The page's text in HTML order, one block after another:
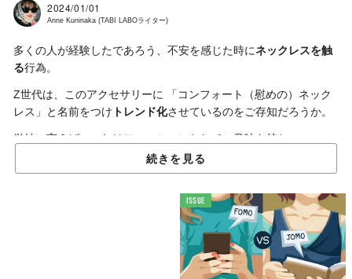
2024/01/01
Anne Kuninaka (TABI LABOライター)
多くの人が経験したであろう、不安を感じた時にネックレスを触
る行為。
Z世代は、このアクセサリーに 「コンフォート（慰めの）ネック
レス」と名前をつけ トレンド化させているのをご存知だろうか。
単純に言えば、これはファッションとしての意味を持ちつつ、
人々が慰めのために触れるという“感情的な価値”も伴うネックレ
スのことを指す。Z世代の間では、これを着用することが一種の
TikTokでは「#comfortnecklace」のハッシュタグが500万回以上再
生され、動画のコメント欄は、ネックレスを「私も持ってる」
「一回着用したら、ずっと外さない」「これは、みんなぜったい
に必要なもの」といった共感を示す声で溢れかえっている。
続きを見る
ISSUE